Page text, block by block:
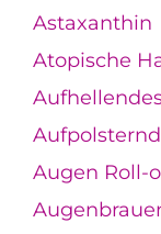
Astaxanthin
Atopische
Augen Roll-